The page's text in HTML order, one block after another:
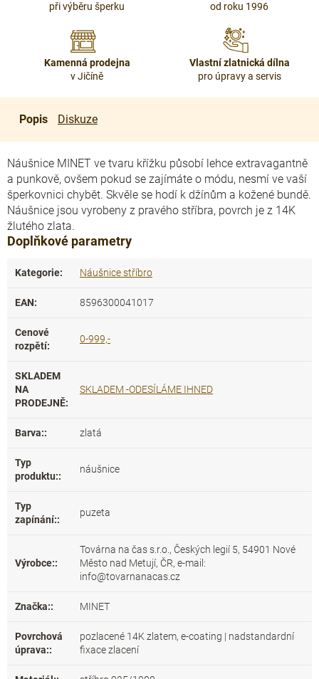
při výběru šperku
od roku 1996
Kamenná prodejna
v Jičíně
Vlastní zlatnická dílna
pro úpravy a servis
Popis Diskuze
Náušnice MINET ve tvaru křížku působí lehce extravagantně
a punkově, ovšem pokud se zajímáte o módu, nesmí ve vaší
šperkovnici chybět. Skvěle se hodí k džínům a kožené bundě.
Náušnice jsou vyrobeny z pravého stříbra, povrch je z 14K
žlutého zlata.
Doplňkové parametry
Kategorie: Náušnice stříbro
EAN: 8596300041017
Cenové
rozpětí:
0-999,-
SKLADEM
NA
PRODEJNĚ:
SKLADEM -ODESÍLÁME IHNED
Barva:: zlatá
Typ
produktu::
náušnice
Typ
zapínání::
puzeta
Výrobce::
Továrna na čas s.r.o., Českých legií 5, 54901 Nové
Město nad Metují, ČR, e-mail:
info@tovarnanacas.cz
Značka:: MINET
Povrchová
úprava::
pozlacené 14K zlatem, e-coating | nadstandardní
fixace zlacení